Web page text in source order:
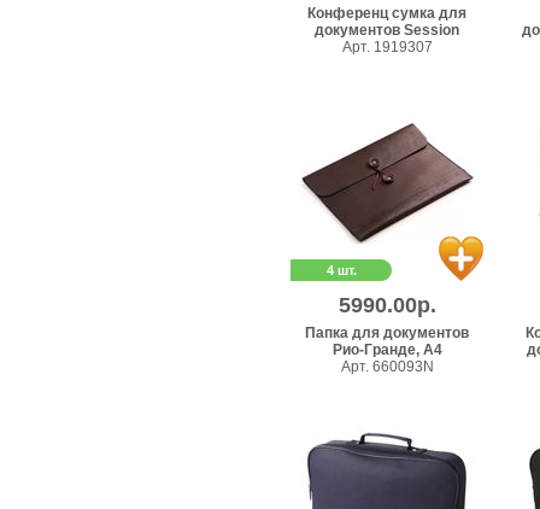
Конференц сумка для
документов Session
Арт. 1919307
4 шт.
5990.00р.
Папка для документов
Рио-Гранде, А4
Арт. 660093N